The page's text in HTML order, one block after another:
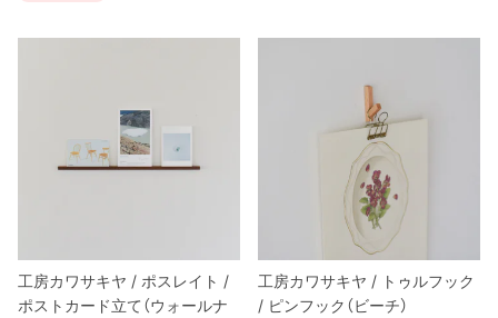
工房カワサキヤ / ポスレイト /
ポストカード立て（ウォールナ
工房カワサキヤ / トゥルフック
/ ピンフック（ビーチ）